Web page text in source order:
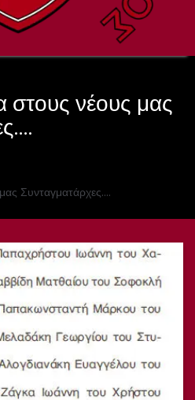
στους νέους μας
Συνταγματάρχες….